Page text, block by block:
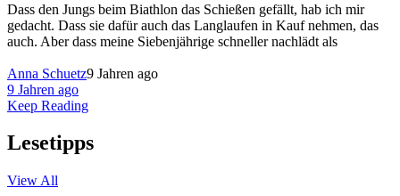
Dass den Jungs beim Biathlon das Schießen gefällt, hab ich mir
gedacht. Dass sie dafür auch das Langlaufen in Kauf nehmen, das
auch. Aber dass meine Siebenjährige schneller nachlädt als
Anna Schuetz9 Jahren ago
9 Jahren ago
Keep Reading
Lesetipps
View All